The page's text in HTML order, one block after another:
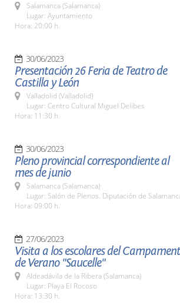
Salamanca (Salamanca)
Lugar: Ayuntamiento
Hora: 20:00 h.
30/06/2023
Presentación 26 Feria de Teatro de
Castilla y León
Valladolid (Valladolid)
Lugar: Centro Cultural Miguel Delibes
Hora: 11:30 h.
30/06/2023
Pleno provincial correspondiente al
mes de junio
Salamanca (Salamanca)
Lugar: Salón de Plenos. Diputación de
Hora: 09:00 h.
27/06/2023
Visita a los escolares del
de Verano "Saucelle"
Aldeadávila de la Ribera (Salamanca)
Lugar: Playa El Rocoso
Hora: 13:30 h.